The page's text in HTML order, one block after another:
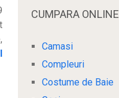
CUMPARA ONLINE
Camasi
Compleuri
Costume de Baie